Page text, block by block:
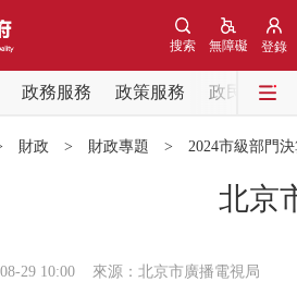
登錄
無障礙
搜索
政務服務 政策服務
政民互動
財政 > 財政專題 > 2024市級部門
北京
29 10:00 來源：北京市廣播電視局